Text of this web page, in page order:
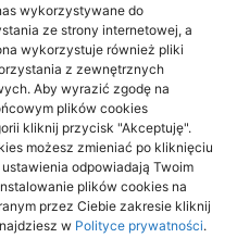
wykorzystywane do
ze strony internetowej, a
wykorzystuje również pliki
z zewnętrznych
Aby wyrazić zgodę na
plików cookies
kliknij przycisk "Akceptuję".
możesz zmieniać po kliknięciu
odpowiadają Twoim
plików cookies na
przez Ciebie zakresie kliknij
w Polityce prywatności.
szlaki na 1